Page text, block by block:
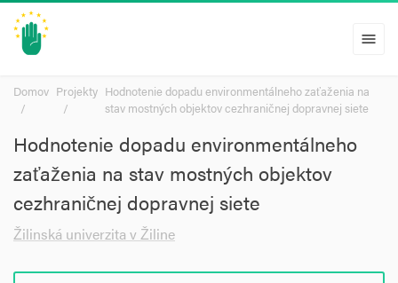
menu
Domov Projekty Hodnotenie dopadu environmentálneho zaťaženia na
stav mostných objektov cezhraničnej dopravnej siete
Hodnotenie dopadu environmentálneho
zaťaženia na stav mostných objektov
cezhraničnej dopravnej siete
Žilinská univerzita v Žiline